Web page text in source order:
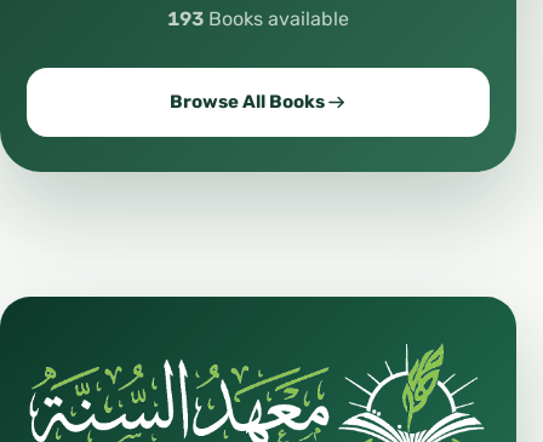
193 Books available
Browse All Books